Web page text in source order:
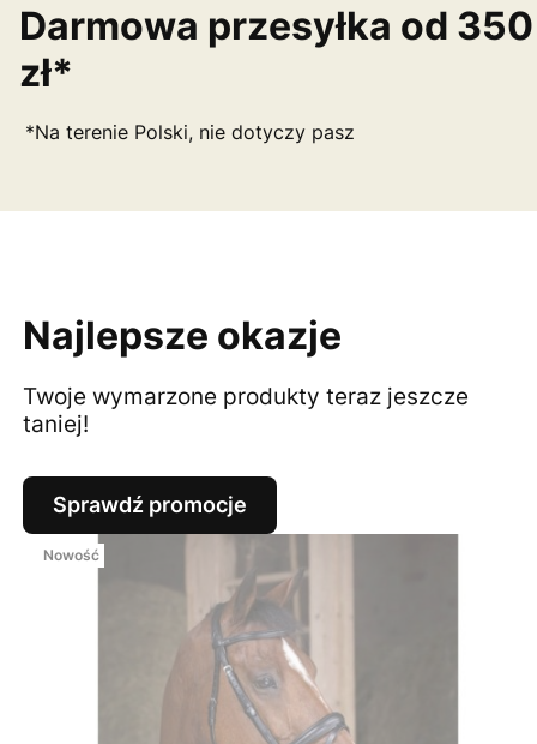
Darmowa przesyłka od 350
zł*
*Na terenie Polski, nie dotyczy pasz
Najlepsze okazje
Twoje wymarzone produkty teraz jeszcze
taniej!
Sprawdź promocje
Nowość